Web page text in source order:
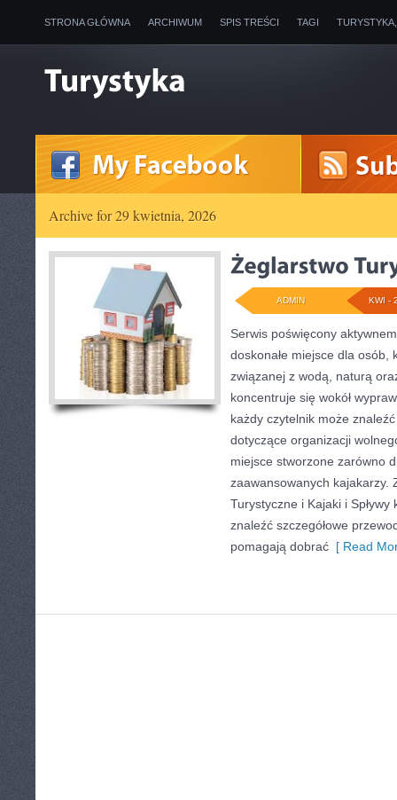
STRONA GŁÓWNA ARCHIWUM SPIS TREŚCI TAGI
Archive for 29 kwietnia, 2026
KWI -
ADMIN
Serwis poświęcony
doskonałe miejsce dla
związanej z wodą, naturą
koncentruje się wokół
każdy czytelnik może
dotyczące organizacji
miejsce stworzone zarówno
zaawansowanych kajakarzy.
Turystyczne i Kajaki i
znaleźć szczegółowe
pomagają dobrać [ Read